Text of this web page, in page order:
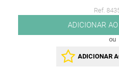
Ref.
ADICIONAR
ou
ADICIONAR